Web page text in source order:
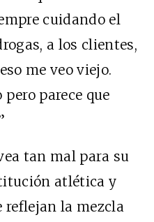
cuidando el
a los clientes,
me veo viejo.
parece que
tan mal para su
atlética y
reflejan la mezcla